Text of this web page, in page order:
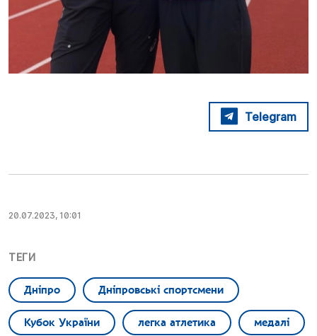
Telegram
20.07.2023, 10:01
ТЕГИ
Дніпро Дніпровські спортсмени
Кубок України легка атлетика медалі